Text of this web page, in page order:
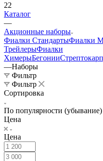
22
Каталог
—
Акционные наборы
Фиалки СтандартыФиалки
ТрейлерыФиалки
ХимерыБегонии
—Наборы
Фильтр
Фильтр
Сортировка
По популярности (убывание)
Цена
Цена